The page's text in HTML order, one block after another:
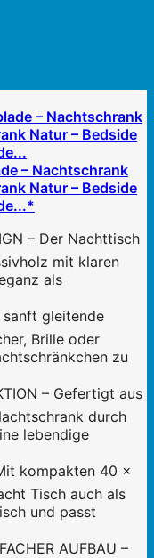
– Nachtschrank
Natur – Bedside
– Der Nachttisch
mit klaren
als
sanft gleitende
Brille oder
zu
– Gefertigt aus
durch
lebendige
kompakten 40 ×
Tisch auch als
und passt
AUFBAU –